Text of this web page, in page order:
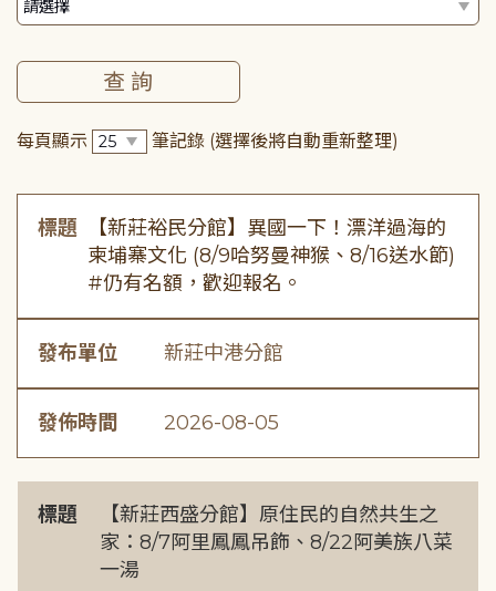
每頁顯示 筆記錄 (選擇後將自動重新整理)
標題
【新莊裕民分館】異國一下！漂洋過海的
柬埔寨文化 (8/9哈努曼神猴、8/16送水節)
#仍有名額，歡迎報名。
發布單位 新莊中港分館
發佈時間 2026-08-05
標題
【新莊西盛分館】原住民的自然共生之
家：8/7阿里鳳鳳吊飾、8/22阿美族八菜
一湯